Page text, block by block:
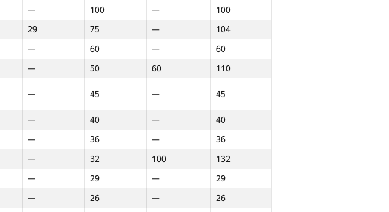
— 100 —
100
29 75 —
104
— 60 —
60
— 50 60 110
— 45 — 45
— 40 —
40
— 36 —
36
— 32 100
132
— 29 —
29
— 26 —
26